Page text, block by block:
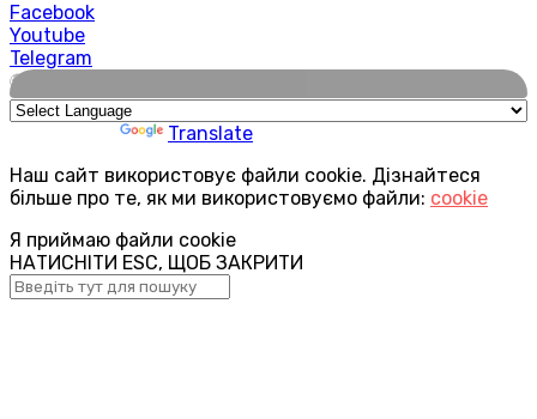
Facebook
Youtube
Telegram
🌍
Translate
Наш сайт використовує файли cookie. Дізнайтеся
більше про те, як ми використовуємо файли: cookie
Я приймаю файли cookie
НАТИСНІТИ ESC, ЩОБ ЗАКРИТИ